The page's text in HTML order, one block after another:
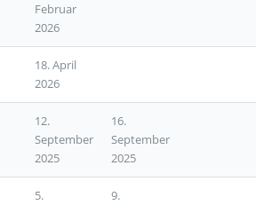
Februar
2026
18. April
2026
12.
September
2025
16.
September
2025
5.
9.